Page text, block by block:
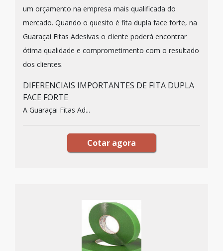
um orçamento na empresa mais qualificada do
mercado. Quando o quesito é fita dupla face forte, na
Guaraçai Fitas Adesivas o cliente poderá encontrar
ótima qualidade e comprometimento com o resultado
dos clientes.
DIFERENCIAIS IMPORTANTES DE FITA DUPLA
FACE FORTE
A Guaraçai Fitas Ad...
Cotar agora